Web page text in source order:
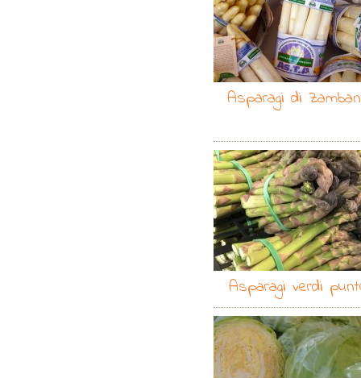
Asparagi di
Asparagi verdi